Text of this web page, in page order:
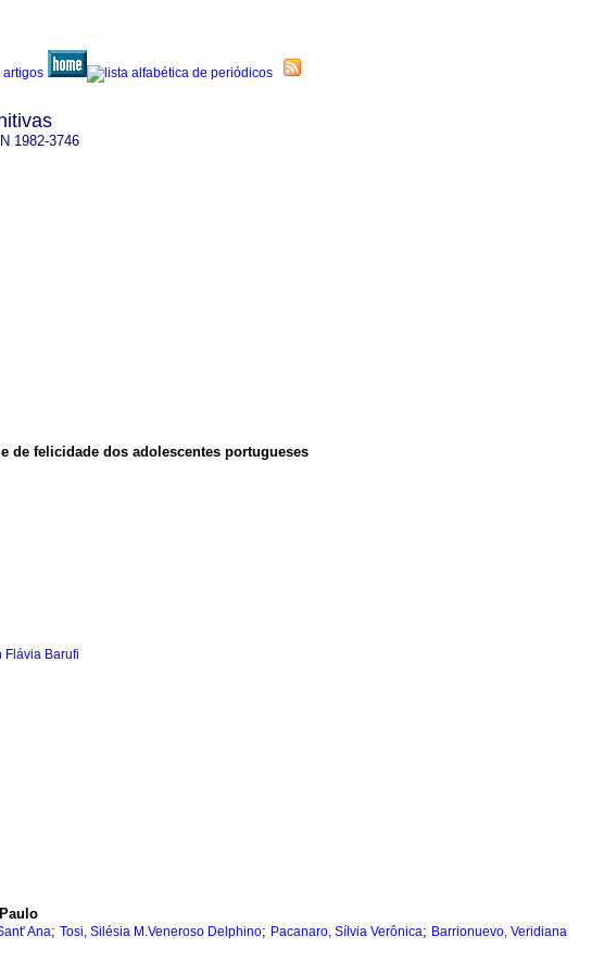
1982-3746
de felicidade dos adolescentes portugueses
Flávia Barufi
Ana; Tosi, Silésia M.Veneroso Delphino; Pacanaro, Sílvia Verônica; Barrionuevo, Veridiana